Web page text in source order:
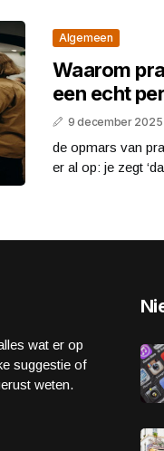
Algemeen
Waarom
een echt
9 december 2025
de opmars van
er al op: je zegt
wat er op
suggestie of
weten.